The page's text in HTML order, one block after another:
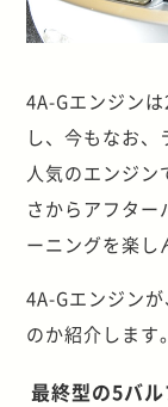
4A-Gエンジン
し、今もなお
人気のエンジ
さからアフター
ーニングを楽し
4A-Gエンジン
のか紹介します。
最終型の5バ